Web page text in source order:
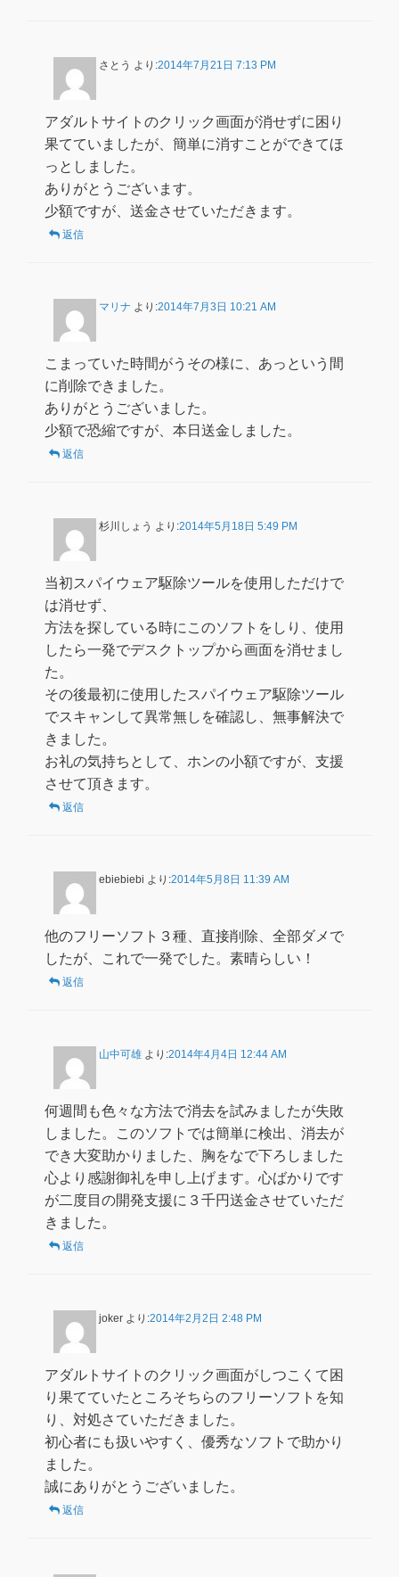
さとう より:2014年7月21日 7:13 PM
アダルトサイトのクリック画面が消せずに困り
果てていましたが、簡単に消すことができてほ
っとしました。
ありがとうございます。
少額ですが、送金させていただきます。
返信
マリナ より:2014年7月3日 10:21 AM
こまっていた時間がうその様に、あっという間
に削除できました。
ありがとうございました。
少額で恐縮ですが、本日送金しました。
返信
杉川しょう より:2014年5月18日 5:49 PM
当初スパイウェア駆除ツールを使用しただけで
は消せず、
方法を探している時にこのソフトをしり、使用
したら一発でデスクトップから画面を消せまし
た。
その後最初に使用したスパイウェア駆除ツール
でスキャンして異常無しを確認し、無事解決で
きました。
お礼の気持ちとして、ホンの小額ですが、支援
させて頂きます。
返信
ebiebiebi より:2014年5月8日 11:39 AM
他のフリーソフト３種、直接削除、全部ダメで
したが、これで一発でした。素晴らしい！
返信
山中可雄 より:2014年4月4日 12:44 AM
何週間も色々な方法で消去を試みましたが失敗
しました。このソフトでは簡単に検出、消去が
でき大変助かりました、胸をなで下ろしました
心より感謝御礼を申し上げます。心ばかりです
が二度目の開発支援に３千円送金させていただ
きました。
返信
joker より:2014年2月2日 2:48 PM
アダルトサイトのクリック画面がしつこくて困
り果てていたところそちらのフリーソフトを知
り、対処さていただきました。
初心者にも扱いやすく、優秀なソフトで助かり
ました。
誠にありがとうございました。
返信